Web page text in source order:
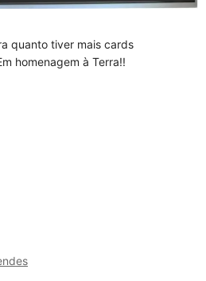
quanto tiver mais cards
homenagem à Terra!!